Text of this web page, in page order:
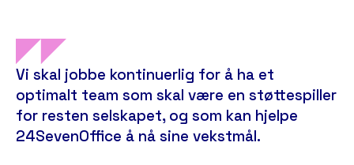
Vi skal jobbe kontinuerlig for å ha et
optimalt team som skal være en støttespiller
for resten selskapet, og som kan hjelpe
24SevenOffice å nå sine vekstmål.